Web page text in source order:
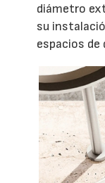
diámetro
su
espacios